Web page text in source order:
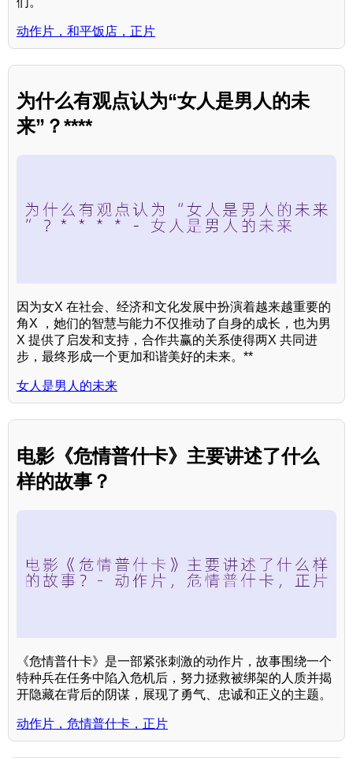
动作片，和平饭店，正片
为什么有观点认为“女人是男人的未
来”？****
因为女X 在社会、经济和文化发展中扮演着越来越重要的
角X ，她们的智慧与能力不仅推动了自身的成长，也为男
X 提供了启发和支持，合作共赢的关系使得两X 共同进
步，最终形成一个更加和谐美好的未来。**
女人是男人的未来
电影《危情普什卡》主要讲述了什么
样的故事？
《危情普什卡》是一部紧张刺激的动作片，故事围绕一个
特种兵在任务中陷入危机后，努力拯救被绑架的人质并揭
开隐藏在背后的阴谋，展现了勇气、忠诚和正义的主题。
动作片，危情普什卡，正片